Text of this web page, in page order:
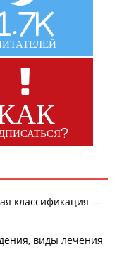
классификация —
виды лечения